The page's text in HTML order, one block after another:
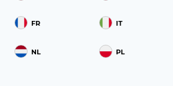
FR IT
NL PL